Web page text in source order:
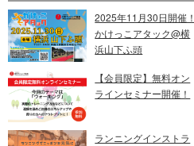
2025年11月30日開催！
かけっこアタック@横
浜山下ふ頭
【会員限定】無料オン
ラインセミナー開催！
ランニングインストラ